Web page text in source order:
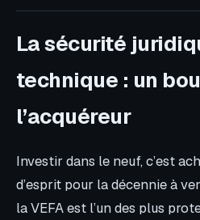
La sécurité
technique : un
l’acquéreur
Investir dans le neuf, c’est
d’esprit pour la décennie à
la VEFA est l’un des plus